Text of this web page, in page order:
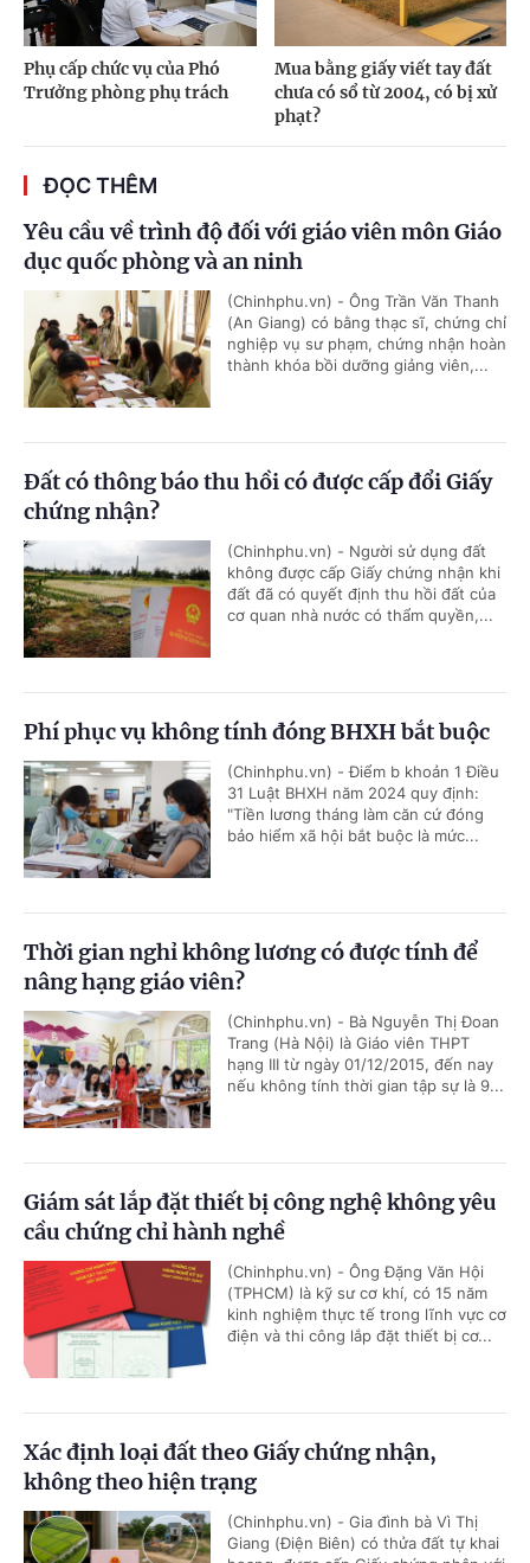
Phụ cấp chức vụ của Phó
Trưởng phòng phụ trách
Mua bằng giấy viết tay đất
chưa có sổ từ 2004, có bị xử
phạt?
ĐỌC THÊM
Yêu cầu về trình độ đối với giáo viên môn Giáo
dục quốc phòng và an ninh
(Chinhphu.vn) - Ông Trần Văn Thanh
(An Giang) có bằng thạc sĩ, chứng chỉ
nghiệp vụ sư phạm, chứng nhận hoàn
thành khóa bồi dưỡng giảng viên,...
Đất có thông báo thu hồi có được cấp đổi Giấy
chứng nhận?
(Chinhphu.vn) - Người sử dụng đất
không được cấp Giấy chứng nhận khi
đất đã có quyết định thu hồi đất của
cơ quan nhà nước có thẩm quyền,...
Phí phục vụ không tính đóng BHXH bắt buộc
(Chinhphu.vn) - Điểm b khoản 1 Điều
31 Luật BHXH năm 2024 quy định:
"Tiền lương tháng làm căn cứ đóng
bảo hiểm xã hội bắt buộc là mức...
Thời gian nghỉ không lương có được tính để
nâng hạng giáo viên?
(Chinhphu.vn) - Bà Nguyễn Thị Đoan
Trang (Hà Nội) là Giáo viên THPT
hạng III từ ngày 01/12/2015, đến nay
nếu không tính thời gian tập sự là 9...
Giám sát lắp đặt thiết bị công nghệ không yêu
cầu chứng chỉ hành nghề
(Chinhphu.vn) - Ông Đặng Văn Hội
(TPHCM) là kỹ sư cơ khí, có 15 năm
kinh nghiệm thực tế trong lĩnh vực cơ
điện và thi công lắp đặt thiết bị cơ...
Xác định loại đất theo Giấy chứng nhận,
không theo hiện trạng
(Chinhphu.vn) - Gia đình bà Vì Thị
Giang (Điện Biên) có thửa đất tự khai